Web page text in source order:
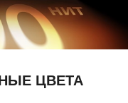
ЦВЕТА